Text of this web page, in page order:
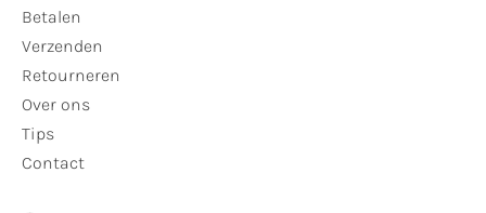
Betalen
Verzenden
Retourneren
Over ons
Tips
Contact